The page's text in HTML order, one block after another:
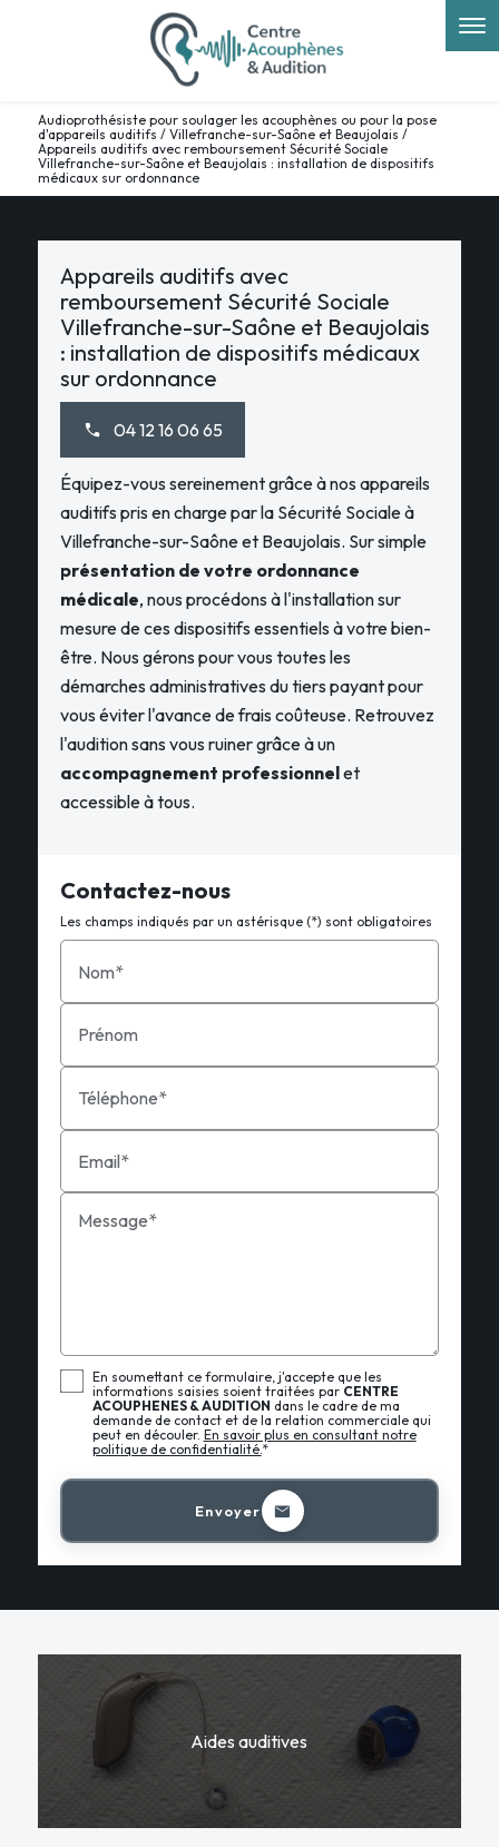
Audioprothésiste pour soulager les acouphènes ou pour la pose
d'appareils auditifs / Villefranche-sur-Saône et Beaujolais /
Appareils auditifs avec remboursement Sécurité Sociale
Villefranche-sur-Saône et Beaujolais : installation de dispositifs
médicaux sur ordonnance
Appareils auditifs avec
remboursement Sécurité Sociale
Villefranche-sur-Saône et Beaujolais
: installation de dispositifs médicaux
sur ordonnance
04 12 16 06 65
Équipez-vous sereinement grâce à nos appareils
auditifs pris en charge par la Sécurité Sociale à
Villefranche-sur-Saône et Beaujolais. Sur simple
présentation de votre ordonnance
médicale, nous procédons à l'installation sur
mesure de ces dispositifs essentiels à votre bien-
être. Nous gérons pour vous toutes les
démarches administratives du tiers payant pour
vous éviter l'avance de frais coûteuse. Retrouvez
l'audition sans vous ruiner grâce à un
accompagnement professionnelet
accessible à tous.
Contactez-nous
Les champs indiqués par un astérisque (*) sont obligatoires
Nom*
Prénom
Téléphone*
Email*
Message*
En soumettant ce formulaire, j'accepte que les
informations saisies soient traitées par CENTRE
ACOUPHENES & AUDITION dans le cadre de ma
demande de contact et de la relation commerciale qui
peut en découler. En savoir plus en consultant notre
politique de confidentialité.*
Envoyer
Aides auditives
Panneau de gestion des cookies